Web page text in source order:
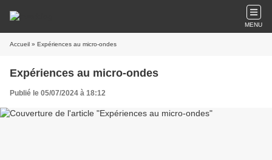
MENU
Accueil » Expériences au micro-ondes
Expériences au micro-ondes
Publié le 05/07/2024 à 18:12